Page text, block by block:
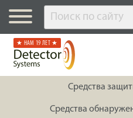
★ НАМ 19 ЛЕТ ★
Средства
Средства